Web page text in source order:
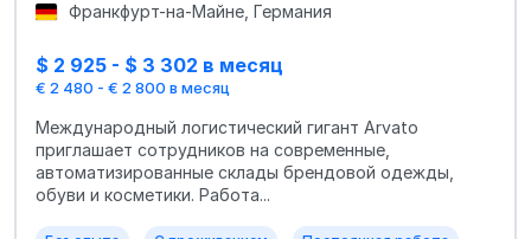
Франкфурт-на-Майне, Германия
$ 2 925 - $ 3 302 в месяц
€ 2 480 - € 2 800 в месяц
Международный логистический гигант Arvato
приглашает сотрудников на современные,
автоматизированные склады брендовой одежды,
обуви и косметики. Работа...